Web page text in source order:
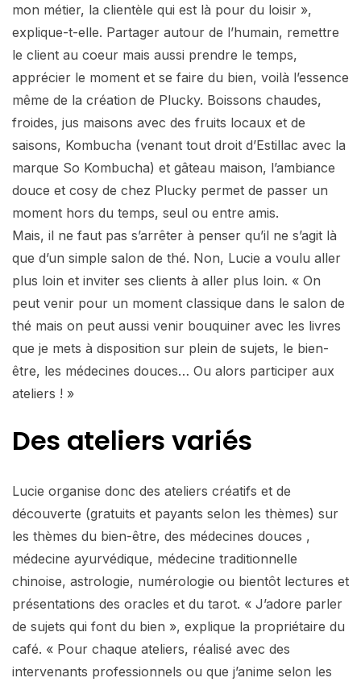
mon métier, la clientèle qui est là pour du loisir »,
explique-t-elle. Partager autour de l’humain, remettre
le client au coeur mais aussi prendre le temps,
apprécier le moment et se faire du bien, voilà l’essence
même de la création de Plucky. Boissons chaudes,
froides, jus maisons avec des fruits locaux et de
saisons, Kombucha (venant tout droit d’Estillac avec la
marque So Kombucha) et gâteau maison, l’ambiance
douce et cosy de chez Plucky permet de passer un
moment hors du temps, seul ou entre amis.
Mais, il ne faut pas s’arrêter à penser qu’il ne s’agit là
que d’un simple salon de thé. Non, Lucie a voulu aller
plus loin et inviter ses clients à aller plus loin. « On
peut venir pour un moment classique dans le salon de
thé mais on peut aussi venir bouquiner avec les livres
que je mets à disposition sur plein de sujets, le bien-
être, les médecines douces… Ou alors participer aux
ateliers ! »
Des ateliers variés
Lucie organise donc des ateliers créatifs et de
découverte (gratuits et payants selon les thèmes) sur
les thèmes du bien-être, des médecines douces ,
médecine ayurvédique, médecine traditionnelle
chinoise, astrologie, numérologie ou bientôt lectures et
présentations des oracles et du tarot. « J’adore parler
de sujets qui font du bien », explique la propriétaire du
café. « Pour chaque ateliers, réalisé avec des
intervenants professionnels ou que j’anime selon les